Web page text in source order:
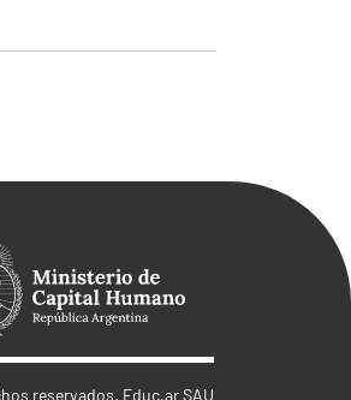
reservados. Educ.ar SAU